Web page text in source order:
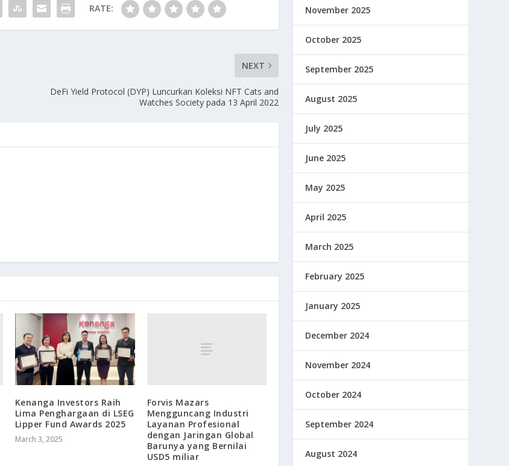
RATE:
NEXT
DeFi Yield Protocol (DYP) Luncurkan Koleksi NFT Cats and
Watches Society pada 13 April 2022
Kenanga Investors Raih
Lima Penghargaan di LSEG
Lipper Fund Awards 2025
March 3, 2025
Forvis Mazars
Mengguncang Industri
Layanan Profesional
dengan Jaringan Global
Barunya yang Bernilai
USD5 miliar
November 2025
October 2025
September 2025
August 2025
July 2025
June 2025
May 2025
April 2025
March 2025
February 2025
January 2025
December 2024
November 2024
October 2024
September 2024
August 2024